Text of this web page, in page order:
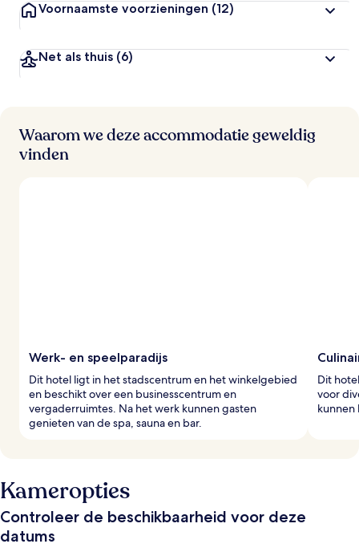
Voornaamste voorzieningen (12)
Net als thuis (6)
Waarom we deze accommodatie geweldig
vinden
Werk- en speelparadijs
Dit hotel ligt in het stadscentrum en het winkelgebied
en beschikt over een businesscentrum en
vergaderruimtes. Na het werk kunnen gasten
genieten van de spa, sauna en bar.
Dit
voor
Kameropties
Controleer de beschikbaarheid voor deze
datums